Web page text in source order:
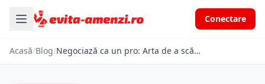
Conectare
Acasă/Blog/ Negociază ca un pro: Arta de a scădea prețul mașinii noi fără să pierzi opțiunile dorite